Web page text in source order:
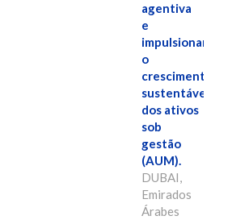
agentiva
e
impulsionar
o
crescimento
sustentável
dos ativos
sob
gestão
(AUM).
DUBAI,
Emirados
Árabes